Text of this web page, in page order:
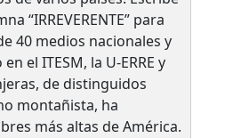
“IRREVERENTE” para
40 medios nacionales y
el ITESM, la U-ERRE y
de distinguidos
montañista, ha
más altas de América.